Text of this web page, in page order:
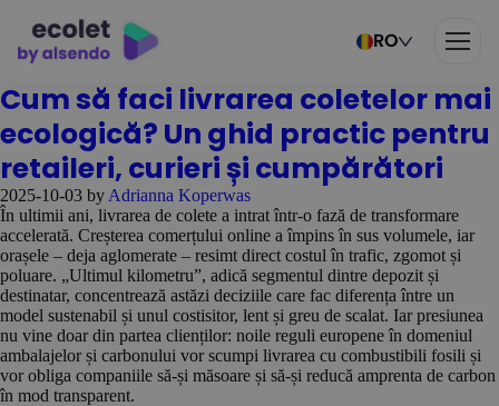
RO
Cum să faci livrarea coletelor mai
ecologică? Un ghid practic pentru
retaileri, curieri și cumpărători
2025-10-03 by Adrianna Koperwas
În ultimii ani, livrarea de colete a intrat într-o fază de transformare
accelerată. Creșterea comerțului online a împins în sus volumele, iar
orașele – deja aglomerate – resimt direct costul în trafic, zgomot și
poluare. „Ultimul kilometru”, adică segmentul dintre depozit și
destinatar, concentrează astăzi deciziile care fac diferența între un
model sustenabil și unul costisitor, lent și greu de scalat. Iar presiunea
nu vine doar din partea clienților: noile reguli europene în domeniul
ambalajelor și carbonului vor scumpi livrarea cu combustibili fosili și
vor obliga companiile să-și măsoare și să-și reducă amprenta de carbon
în mod transparent.